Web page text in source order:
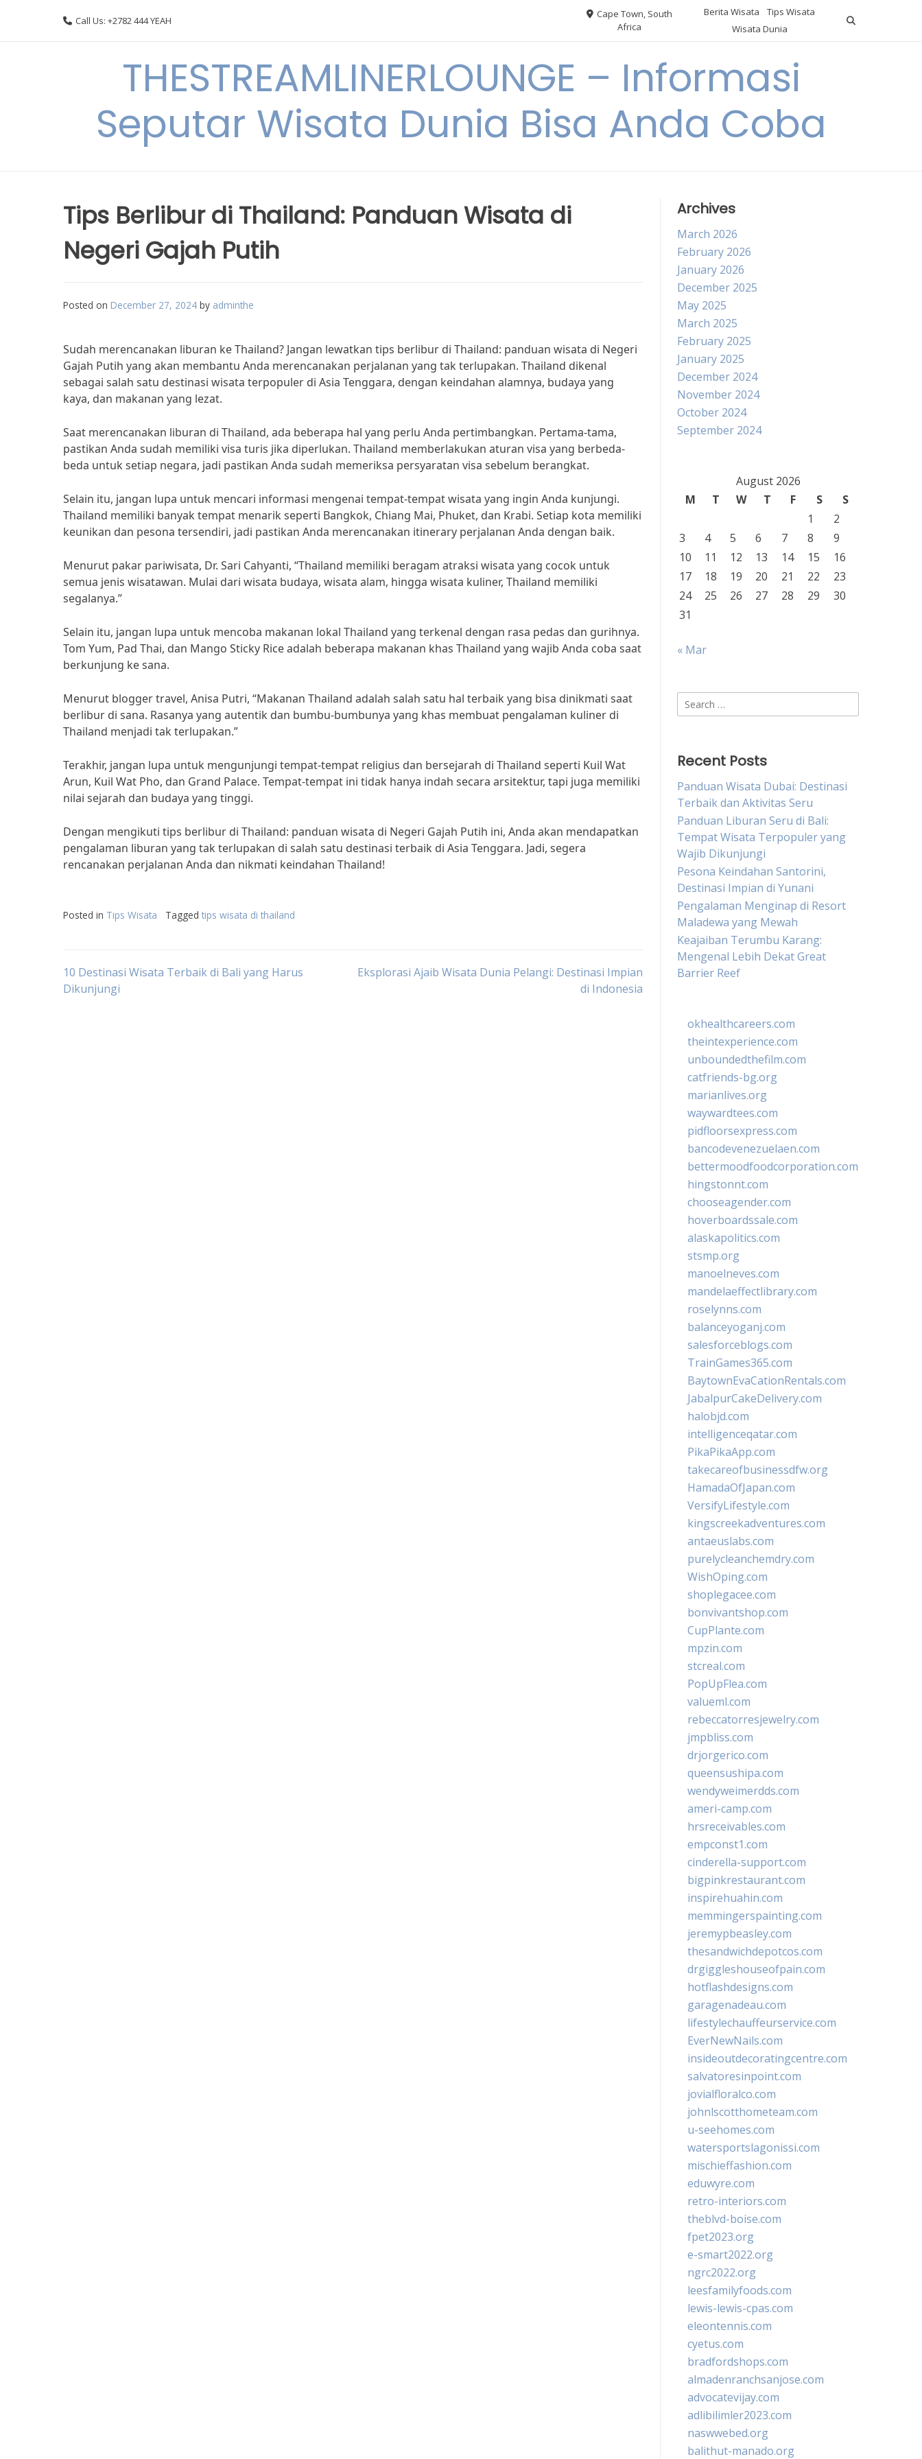
Call Us: +2782 444 YEAH
Cape Town, South
Africa
Berita Wisata
Tips Wisata
Wisata Dunia
THESTREAMLINERLOUNGE – Informasi
Seputar Wisata Dunia Bisa Anda Coba
Tips Berlibur di Thailand: Panduan Wisata di
Negeri Gajah Putih
Posted on December 27, 2024 by adminthe
Sudah merencanakan liburan ke Thailand? Jangan lewatkan tips berlibur di Thailand: panduan wisata di Negeri
Gajah Putih yang akan membantu Anda merencanakan perjalanan yang tak terlupakan. Thailand dikenal
sebagai salah satu destinasi wisata terpopuler di Asia Tenggara, dengan keindahan alamnya, budaya yang
kaya, dan makanan yang lezat.
Saat merencanakan liburan di Thailand, ada beberapa hal yang perlu Anda pertimbangkan. Pertama-tama,
pastikan Anda sudah memiliki visa turis jika diperlukan. Thailand memberlakukan aturan visa yang berbeda-
beda untuk setiap negara, jadi pastikan Anda sudah memeriksa persyaratan visa sebelum berangkat.
Selain itu, jangan lupa untuk mencari informasi mengenai tempat-tempat wisata yang ingin Anda kunjungi.
Thailand memiliki banyak tempat menarik seperti Bangkok, Chiang Mai, Phuket, dan Krabi. Setiap kota memiliki
keunikan dan pesona tersendiri, jadi pastikan Anda merencanakan itinerary perjalanan Anda dengan baik.
Menurut pakar pariwisata, Dr. Sari Cahyanti, “Thailand memiliki beragam atraksi wisata yang cocok untuk
semua jenis wisatawan. Mulai dari wisata budaya, wisata alam, hingga wisata kuliner, Thailand memiliki
segalanya.”
Selain itu, jangan lupa untuk mencoba makanan lokal Thailand yang terkenal dengan rasa pedas dan gurihnya.
Tom Yum, Pad Thai, dan Mango Sticky Rice adalah beberapa makanan khas Thailand yang wajib Anda coba saat
berkunjung ke sana.
Menurut blogger travel, Anisa Putri, “Makanan Thailand adalah salah satu hal terbaik yang bisa dinikmati saat
berlibur di sana. Rasanya yang autentik dan bumbu-bumbunya yang khas membuat pengalaman kuliner di
Thailand menjadi tak terlupakan.”
Terakhir, jangan lupa untuk mengunjungi tempat-tempat religius dan bersejarah di Thailand seperti Kuil Wat
Arun, Kuil Wat Pho, dan Grand Palace. Tempat-tempat ini tidak hanya indah secara arsitektur, tapi juga memiliki
nilai sejarah dan budaya yang tinggi.
Dengan mengikuti tips berlibur di Thailand: panduan wisata di Negeri Gajah Putih ini, Anda akan mendapatkan
pengalaman liburan yang tak terlupakan di salah satu destinasi terbaik di Asia Tenggara. Jadi, segera
rencanakan perjalanan Anda dan nikmati keindahan Thailand!
Posted in Tips Wisata Tagged tips wisata di thailand
Post
10 Destinasi Wisata Terbaik di Bali yang Harus
Dikunjungi
Eksplorasi Ajaib Wisata Dunia Pelangi: Destinasi Impian
di Indonesia
Archives
March 2026
February 2026
January 2026
December 2025
May 2025
March 2025
February 2025
January 2025
December 2024
November 2024
October 2024
September 2024
August 2026
M
T W T F S
S
1
2
3
4 5 6 7 8
9
10
11 12 13 14 15
16
17
18 19 20 21 22
23
24
25 26 27 28 29
30
31
« Mar
Search
for:
Recent Posts
Panduan Wisata Dubai: Destinasi
Terbaik dan Aktivitas Seru
Panduan Liburan Seru di Bali:
Tempat Wisata Terpopuler yang
Wajib Dikunjungi
Pesona Keindahan Santorini,
Destinasi Impian di Yunani
Pengalaman Menginap di Resort
Maladewa yang Mewah
Keajaiban Terumbu Karang:
Mengenal Lebih Dekat Great
Barrier Reef
okhealthcareers.com
theintexperience.com
unboundedthefilm.com
catfriends-bg.org
marianlives.org
waywardtees.com
pidfloorsexpress.com
bancodevenezuelaen.com
bettermoodfoodcorporation.com
hingstonnt.com
chooseagender.com
hoverboardssale.com
alaskapolitics.com
stsmp.org
manoelneves.com
mandelaeffectlibrary.com
roselynns.com
balanceyoganj.com
salesforceblogs.com
TrainGames365.com
BaytownEvaCationRentals.com
JabalpurCakeDelivery.com
halobjd.com
intelligenceqatar.com
PikaPikaApp.com
takecareofbusinessdfw.org
HamadaOfJapan.com
VersifyLifestyle.com
kingscreekadventures.com
antaeuslabs.com
purelycleanchemdry.com
WishOping.com
shoplegacee.com
bonvivantshop.com
CupPlante.com
mpzin.com
stcreal.com
PopUpFlea.com
valueml.com
rebeccatorresjewelry.com
jmpbliss.com
drjorgerico.com
queensushipa.com
wendyweimerdds.com
ameri-camp.com
hrsreceivables.com
empconst1.com
cinderella-support.com
bigpinkrestaurant.com
inspirehuahin.com
memmingerspainting.com
jeremypbeasley.com
thesandwichdepotcos.com
drgiggleshouseofpain.com
hotflashdesigns.com
garagenadeau.com
lifestylechauffeurservice.com
EverNewNails.com
insideoutdecoratingcentre.com
salvatoresinpoint.com
jovialfloralco.com
johnlscotthometeam.com
u-seehomes.com
watersportslagonissi.com
mischieffashion.com
eduwyre.com
retro-interiors.com
theblvd-boise.com
fpet2023.org
e-smart2022.org
ngrc2022.org
leesfamilyfoods.com
lewis-lewis-cpas.com
eleontennis.com
cyetus.com
bradfordshops.com
almadenranchsanjose.com
advocatevijay.com
adlibilimler2023.com
naswwebed.org
balithut-manado.org